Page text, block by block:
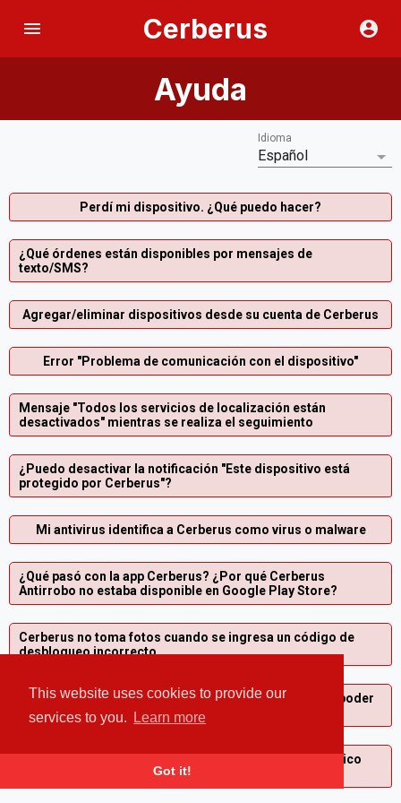
This website uses cookies to provide our
services to you.
Learn more
Got it!
Cerberus
Ayuda
Idioma
Español
Perdí mi dispositivo. ¿Qué puedo hacer?
¿Qué órdenes están disponibles por mensajes de
texto/SMS?
Agregar/eliminar dispositivos desde su cuenta de Cerberus
Error "Problema de comunicación con el dispositivo"
Mensaje "Todos los servicios de localización están
desactivados" mientras se realiza el seguimiento
¿Puedo desactivar la notificación "Este dispositivo está
protegido por Cerberus"?
Mi antivirus identifica a Cerberus como virus o malware
¿Qué pasó con la app Cerberus? ¿Por qué Cerberus
Antirrobo no estaba disponible en Google Play Store?
Cerberus no toma fotos cuando se ingresa un código de
desbloqueo incorrecto
Inicié un apagado falso, ¿cómo puedo detenerlo para poder
volver a usar mi teléfono?
¿Cómo puedo cambiar la dirección de correo electrónico
asociada a mi cuenta de Cerberus?